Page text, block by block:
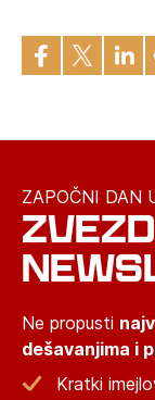
ZAPOČNI DAN
Ne propusti
dešavanjima i
Kratki